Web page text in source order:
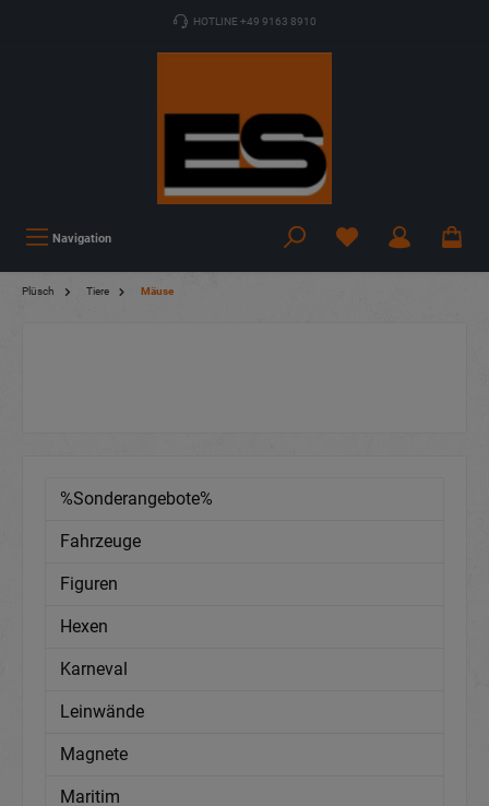
HOTLINE +49 9163 8910
Navigation
Plüsch Tiere Mäuse
%Sonderangebote%
Fahrzeuge
Figuren
Hexen
Karneval
Leinwände
Magnete
Maritim